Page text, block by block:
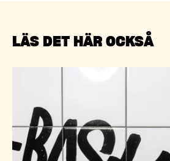
LÄS DET HÄR OCKSÅ